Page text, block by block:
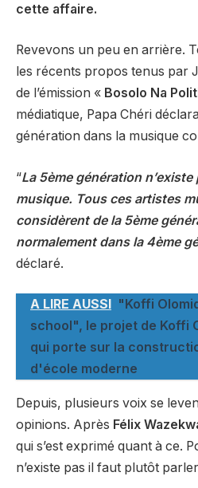
cette affaire.
Revevons un peu en arrière.
les récents propos tenus par
de l’émission « Bosolo Na
médiatique, Papa Chéri
génération dans la musique
“La 5ème génération
musique. Tous ces artistes
considèrent de la 5ème
normalement dans la 4ème
déclaré.
A LIRE AUSSI "Koffi
school", le projet de Koffi
qui porte sur la
d'école moderne
Depuis, plusieurs voix se
opinions. Après Félix
qui s’est exprimé quant à ce.
n’existe pas il faut plutôt